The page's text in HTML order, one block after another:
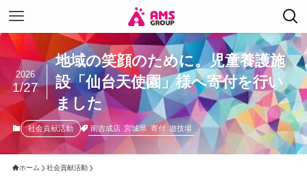
地域の笑顔のために。児童養護施
設「仙台天使園」様へ寄付を行い
ました
2026
1/27
社会貢献活動 南吉成店 宮城県 寄付 遊技場
ホーム 社会貢献活動